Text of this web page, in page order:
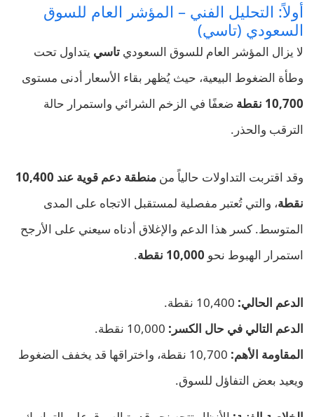
أولاً: التحليل الفني – المؤشر العام للسوق
السعودي (تاسي)
لا يزال المؤشر العام للسوق السعودي تاسي يتداول تحت
وطأة الضغوط البيعية، حيث يُظهر بقاء الأسعار أدنى مستوى
10,700 نقطة
ضعفًا في الزخم الشرائي واستمرار حالة
الترقب والحذر.
وقد اقتربت التداولات حالياً من
منطقة دعم قوية عند 10,400
نقطة، والتي تُعتبر مفصلية لمستقبل الاتجاه على المدى
المتوسط. كسر هذا الدعم والإغلاق أدناه سيعني على الأرجح
استمرار الهبوط نحو 10,000 نقطة .
الدعم الحالي:
الدعم التالي في حال الكسر:
المقاومة الأهم:
10,700 نقطة، واختراقها قد يخفف الضغوط
ويعيد بعض التفاؤل للسوق.